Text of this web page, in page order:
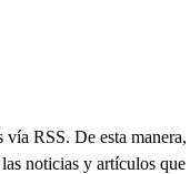
RSS. De esta manera,
noticias y artículos que